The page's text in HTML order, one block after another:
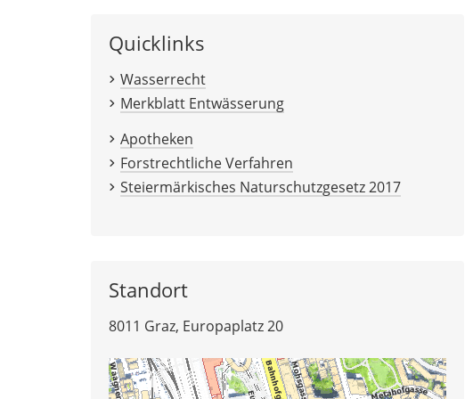
Quicklinks
Wasserrecht
Merkblatt Entwässerung
Apotheken
Forstrechtliche Verfahren
Steiermärkisches Naturschutzgesetz 2017
Standort
8011 Graz, Europaplatz 20